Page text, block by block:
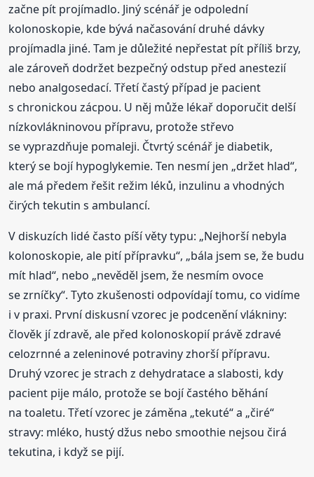
začne pít projímadlo. Jiný scénář je odpolední
kolonoskopie, kde bývá načasování druhé dávky
projímadla jiné. Tam je důležité nepřestat pít příliš brzy,
ale zároveň dodržet bezpečný odstup před anestezií
nebo analgosedací. Třetí častý případ je pacient
s chronickou zácpou. U něj může lékař doporučit delší
nízkovlákninovou přípravu, protože střevo
se vyprazdňuje pomaleji. Čtvrtý scénář je diabetik,
který se bojí hypoglykemie. Ten nesmí jen „držet hlad“,
ale má předem řešit režim léků, inzulinu a vhodných
čirých tekutin s ambulancí.
V diskuzích lidé často píší věty typu: „Nejhorší nebyla
kolonoskopie, ale pití přípravku“, „bála jsem se, že budu
mít hlad“, nebo „nevěděl jsem, že nesmím ovoce
se zrníčky“. Tyto zkušenosti odpovídají tomu, co vidíme
i v praxi. První diskusní vzorec je podcenění vlákniny:
člověk jí zdravě, ale před kolonoskopií právě zdravé
celozrnné a zeleninové potraviny zhorší přípravu.
Druhý vzorec je strach z dehydratace a slabosti, kdy
pacient pije málo, protože se bojí častého běhání
na toaletu. Třetí vzorec je záměna „tekuté“ a „čiré“
stravy: mléko, hustý džus nebo smoothie nejsou čirá
tekutina, i když se pijí.